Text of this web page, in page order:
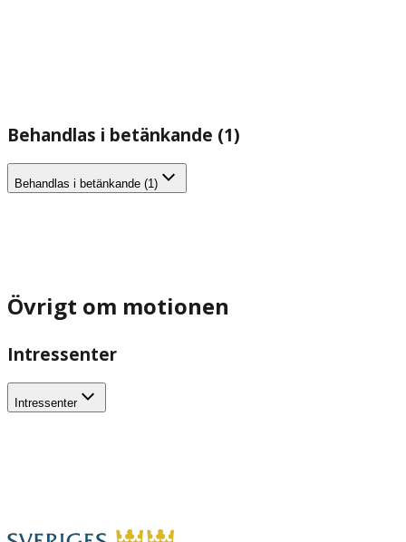
Behandlas i betänkande (1)
Behandlas i betänkande (1)
Övrigt om motionen
Intressenter
Intressenter